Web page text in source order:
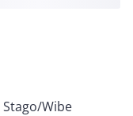
Stago/Wibe